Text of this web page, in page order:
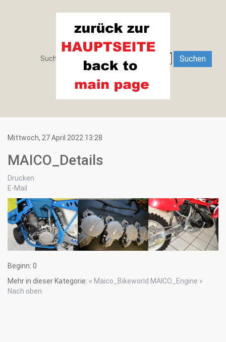
Search
Suchen ... Suchen
Mittwoch, 27 April 2022 13:28
MAICO_Details
Drucken
E-Mail
Beginn: 0
Mehr in dieser Kategorie: « Maico_Bikeworld MAICO_Engine »
Nach oben